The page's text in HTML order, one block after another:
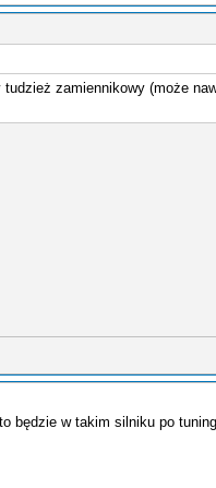
zamiennikowy (może
będzie w takim silniku po